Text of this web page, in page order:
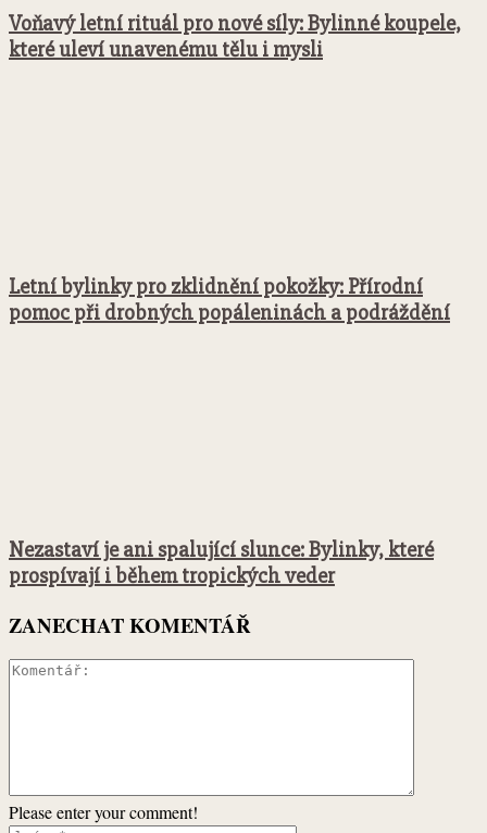
Voňavý letní rituál pro nové síly: Bylinné koupele,
které uleví unavenému tělu i mysli
Letní bylinky pro zklidnění pokožky: Přírodní
pomoc při drobných popáleninách a podráždění
Nezastaví je ani spalující slunce: Bylinky, které
prospívají i během tropických veder
ZANECHAT KOMENTÁŘ
Please enter your comment!